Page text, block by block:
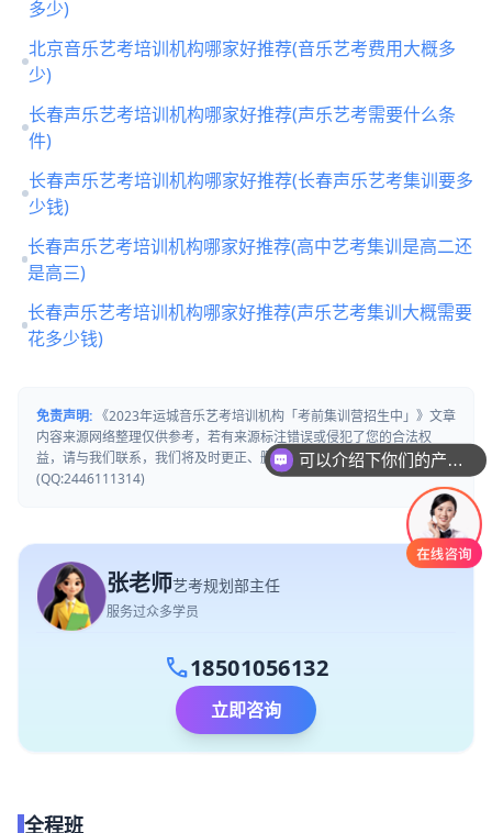
多少)
北京音乐艺考培训机构哪家好推荐(音乐艺考费用大概多
少)
长春声乐艺考培训机构哪家好推荐(声乐艺考需要什么条
件)
长春声乐艺考培训机构哪家好推荐(长春声乐艺考集训要多
少钱)
长春声乐艺考培训机构哪家好推荐(高中艺考集训是高二还
是高三)
长春声乐艺考培训机构哪家好推荐(声乐艺考集训大概需要
花多少钱)
免责声明: 《2023年运城音乐艺考培训机构「考前集训营招生中」》文章
内容来源网络整理仅供参考，若有来源标注错误或侵犯了您的合法权
益，请与我们联系，我们将及时更正、删除或依法处理。
(QQ:2446111314)
张老师艺考规划部主任
服务过众多学员
call18501056132
立即咨询
全程班
可以介绍下你们的产品么
你们是怎么收费的呢